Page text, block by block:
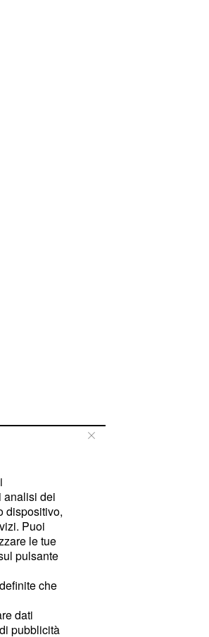
analisi dei
dispositivo,
Puoi
le tue
pulsante
che
dati
pubblicità